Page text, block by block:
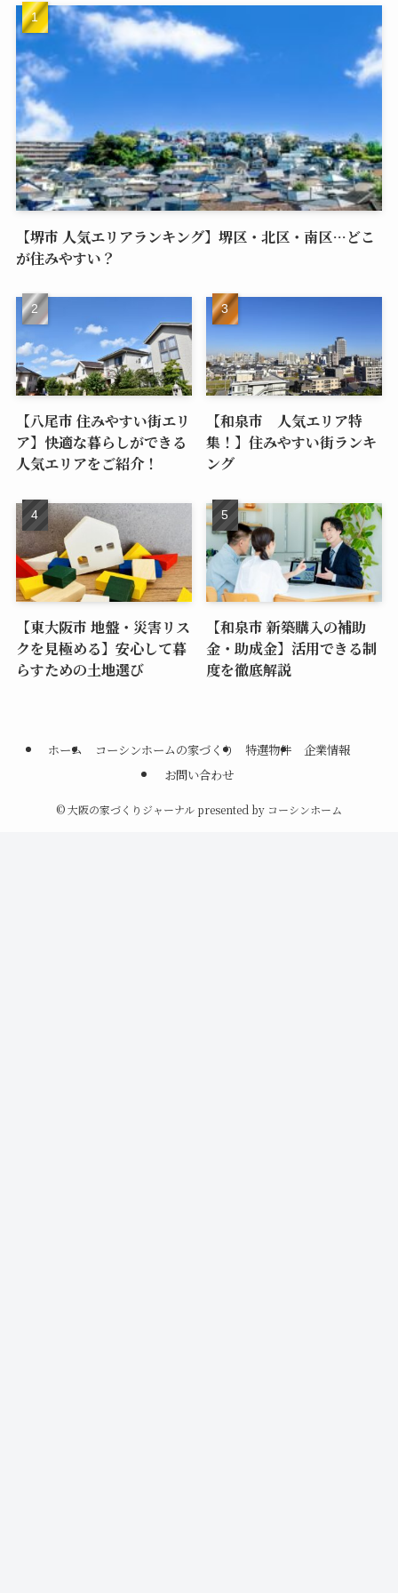
【堺市 人気エリアランキング】堺区・北区・南区…どこ
が住みやすい？
【八尾市 住みやすい街エリ
ア】快適な暮らしができる
人気エリアをご紹介！
【和泉市 人気エリア特
集！】住みやすい街ランキ
ング
【東大阪市 地盤・災害リス
クを見極める】安心して暮
らすための土地選び
【和泉市 新築購入の補助
金・助成金】活用できる制
度を徹底解説
ホーム コーシンホームの家づくり 特選物件
企業情報
お問い合わせ
©大阪の家づくりジャーナル presented by コーシンホーム